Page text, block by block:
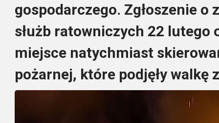
gospodarczego. Zgłoszenie o
służb ratowniczych 22 lutego
miejsce natychmiast
pożarnej, które podjęły walkę